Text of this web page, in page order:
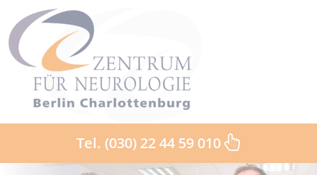
Tel. (030) 22 44 59 010